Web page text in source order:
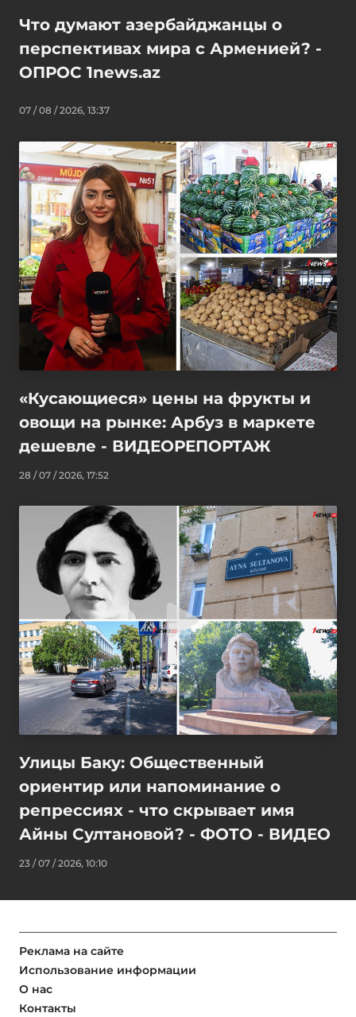
Что думают азербайджанцы о
перспективах мира с Арменией? -
ОПРОС 1news.az
07 / 08 / 2026, 13:37
«Кусающиеся» цены на фрукты и
овощи на рынке: Арбуз в маркете
дешевле - ВИДЕОРЕПОРТАЖ
28 / 07 / 2026, 17:52
Улицы Баку: Общественный
ориентир или напоминание о
репрессиях - что скрывает имя
Айны Султановой? - ФОТО - ВИДЕО
23 / 07 / 2026, 10:10
Реклама на сайте
Использование информации
О нас
Контакты